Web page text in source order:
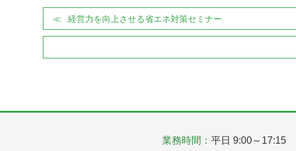
経営力を向上させる省エネ対策セミナー
業務時間： 平日 9:00～17:15